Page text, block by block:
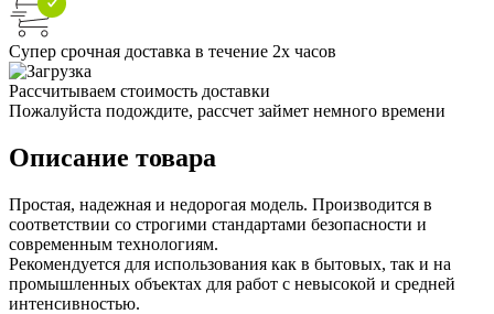
Супер срочная доставка в течение 2х часов
Рассчитываем стоимость доставки
Пожалуйста подождите, рассчет займет немного времени
Описание товара
Простая, надежная и недорогая модель. Производится в
соответствии со строгими стандартами безопасности и
современным технологиям.
Рекомендуется для использования как в бытовых, так и на
промышленных объектах для работ с невысокой и средней
интенсивностью.